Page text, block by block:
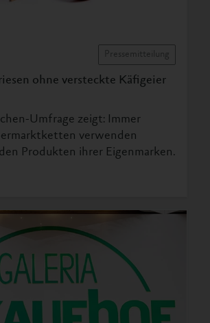
Pressemitteilung
ohne versteckte Käfigeier
Umfrage zeigt: Immer
verwenden
Produkten ihrer Eigenmarken.